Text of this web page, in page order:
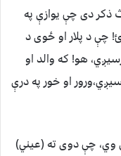
ذکر دى چې يوازې په
چې د پلار او ځوى د
هو! که والد او
او خور په درې
وي، چې دوى ته (عيني)